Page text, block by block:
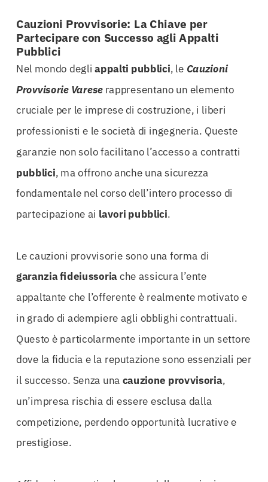
Cauzioni Provvisorie: La Chiave per
Partecipare con Successo agli Appalti
Pubblici
Nel mondo degliappalti pubblici, le Cauzioni
Provvisorie Vareserappresentano un elemento
cruciale per le imprese di costruzione, i liberi
professionisti e le società di ingegneria. Queste
garanzie non solo facilitano l’accesso a contratti
pubblici, ma offrono anche una sicurezza
fondamentale nel corso dell’intero processo di
partecipazione ai lavori pubblici.
Le cauzioni provvisorie sono una forma di
garanzia fideiussoriache assicura l’ente
appaltante che l’offerente è realmente motivato e
in grado di adempiere agli obblighi contrattuali.
Questo è particolarmente importante in un settore
dove la fiducia e la reputazione sono essenziali per
il successo. Senza una cauzione provvisoria,
un’impresa rischia di essere esclusa dalla
competizione, perdendo opportunità lucrative e
prestigiose.